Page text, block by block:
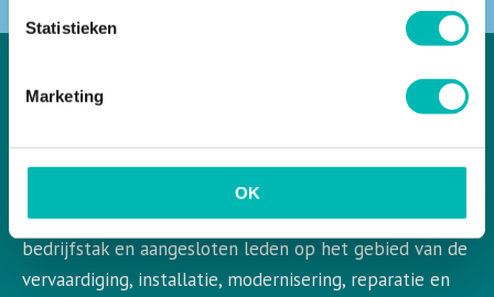
Statistieken
Marketing
OK
VLR in het kort
VLR is de Nederlandse vereniging voor liften en
roltrappen. VLR behartigt de belangen van de gehele
bedrijfstak en aangesloten leden op het gebied van de
vervaardiging, installatie, modernisering, reparatie en